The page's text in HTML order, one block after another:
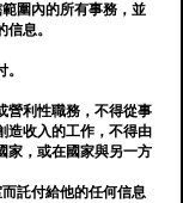
圍內的所有事務，並
息。
營利性職務，不得從事
造收入的工作，不得由
家，或在國家與另一方
託付給他的任何信息